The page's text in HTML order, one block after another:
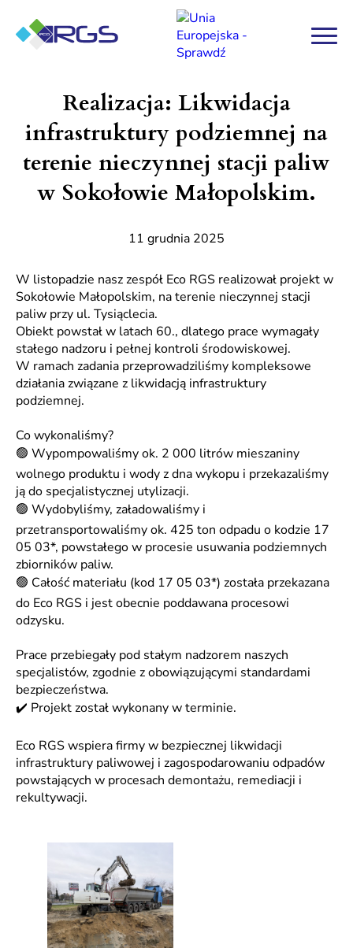
Kontakt
Realizacja: Likwidacja
infrastruktury podziemnej na
terenie nieczynnej stacji paliw
w Sokołowie Małopolskim.
11 grudnia 2025
W listopadzie nasz zespół Eco RGS realizował projekt w
Sokołowie Małopolskim, na terenie nieczynnej stacji
paliw przy ul. Tysiąclecia.
Obiekt powstał w latach 60., dlatego prace wymagały
stałego nadzoru i pełnej kontroli środowiskowej.
W ramach zadania przeprowadziliśmy kompleksowe
działania związane z likwidacją infrastruktury
podziemnej.
Co wykonaliśmy?
🟢 Wypompowaliśmy ok. 2 000 litrów mieszaniny
wolnego produktu i wody z dna wykopu i przekazaliśmy
ją do specjalistycznej utylizacji.
🟢 Wydobyliśmy, załadowaliśmy i
przetransportowaliśmy ok. 425 ton odpadu o kodzie 17
05 03*, powstałego w procesie usuwania podziemnych
zbiorników paliw.
🟢 Całość materiału (kod 17 05 03*) została przekazana
do Eco RGS i jest obecnie poddawana procesowi
odzysku.
Prace przebiegały pod stałym nadzorem naszych
specjalistów, zgodnie z obowiązującymi standardami
bezpieczeństwa.
✔️ Projekt został wykonany w terminie.
Eco RGS wspiera firmy w bezpiecznej likwidacji
infrastruktury paliwowej i zagospodarowaniu odpadów
powstających w procesach demontażu, remediacji i
rekultywacji.